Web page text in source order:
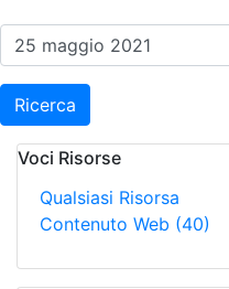
Ricerca
Voci Risorse
Qualsiasi Risorsa
Contenuto Web (40)